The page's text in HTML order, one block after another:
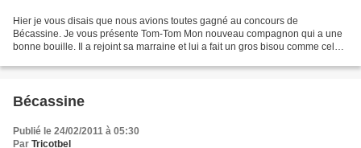
Hier je vous disais que nous avions toutes gagné au concours de
Bécassine. Je vous présente Tom-Tom Mon nouveau compagnon qui a une
bonne bouille. Il a rejoint sa marraine et lui a fait un gros bisou comme celui
Bécassine
Publié le 24/02/2011 à 05:30
Par Tricotbel